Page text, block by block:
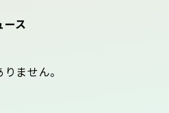
ス
ません。